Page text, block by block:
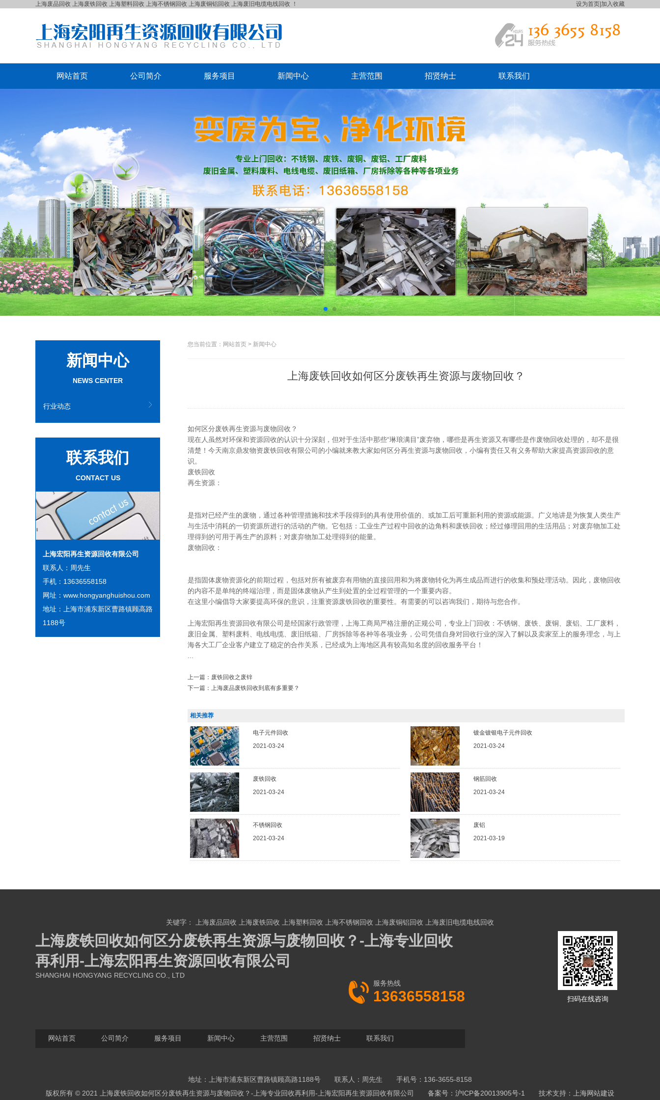
上海废品回收 上海废铁回收 上海塑料回收 上海不锈钢回收 上海废铜铝回收 上海废旧电缆电线回收 ！ 设为首页 加入收藏
网站首页 公司简介 服务项目 新闻中心 主营范围 招贤纳士 联系我们
新闻中心
NEWS CENTER
行业动态
联系我们
CONTACT US
上海宏阳再生资源回收有限公司
联系人：周先生
手机：13636558158
网址：www.hongyanghuishou.com
地址：上海市浦东新区曹路镇顾高路
1188号
您当前位置：网站首页 > 新闻中心
上海废铁回收如何区分废铁再生资源与废物回收？
如何区分废铁再生资源与废物回收？
现在人虽然对环保和资源回收的认识十分深刻，但对于生活中那些“琳琅满目”废弃物，哪些是再生资源又有哪些是作废物回收处理的，却不是很
清楚！今天南京鼎发物资废铁回收有限公司的小编就来教大家如何区分再生资源与废物回收，小编有责任又有义务帮助大家提高资源回收的意
识。
废铁回收
再生资源：
是指对已经产生的废物，通过各种管理措施和技术手段得到的具有使用价值的、或加工后可重新利用的资源或能源。广义地讲是为恢复人类生产
与生活中消耗的一切资源所进行的活动的产物。它包括：工业生产过程中回收的边角料和废铁回收；经过修理回用的生活用品；对废弃物加工处
理得到的可用于再生产的原料；对废弃物加工处理得到的能量。
废物回收：
是指固体废物资源化的前期过程，包括对所有被废弃有用物的直接回用和为将废物转化为再生成品而进行的收集和预处理活动。因此，废物回收
的内容不是单纯的终端治理，而是固体废物从产生到处置的全过程管理的一个重要内容。
在这里小编倡导大家要提高环保的意识，注重资源废铁回收的重要性。有需要的可以咨询我们，期待与您合作。
上海宏阳再生资源回收有限公司是经国家行政管理，上海工商局严格注册的正规公司，专业上门回收：不锈钢、废铁、废铜、废铝、工厂废料，
废旧金属、塑料废料、电线电缆、废旧纸箱、厂房拆除等各种等各项业务，公司凭借自身对回收行业的深入了解以及卖家至上的服务理念，与上
海各大工厂企业客户建立了稳定的合作关系，已经成为上海地区具有较高知名度的回收服务平台！
上一篇： 废铁回收之废锌
下一篇： 上海废品废铁回收到底有多重要？
相关推荐
电子元件回收
2021-03-24
镀金镀银电子元件回收
2021-03-24
废铁回收
2021-03-24
钢筋回收
2021-03-24
不锈钢回收
2021-03-24
废铝
2021-03-19
关键字： 上海废品回收 上海废铁回收 上海塑料回收 上海不锈钢回收 上海废铜铝回收 上海废旧电缆电线回收
上海废铁回收如何区分废铁再生资源与废物回收？-上海专业回收
再利用-上海宏阳再生资源回收有限公司
SHANGHAI HONGYANG RECYCLING CO., LTD
服务热线
13636558158
网站首页 公司简介 服务项目 新闻中心 主营范围 招贤纳士 联系我们
扫码在线咨询
地址：上海市浦东新区曹路镇顾高路1188号 联系人：周先生 手机号：136-3655-8158
版权所有 © 2021 上海废铁回收如何区分废铁再生资源与废物回收？-上海专业回收再利用-上海宏阳再生资源回收有限公司 备案号：沪ICP备20013905号-1 技术支持： 上海网站建设